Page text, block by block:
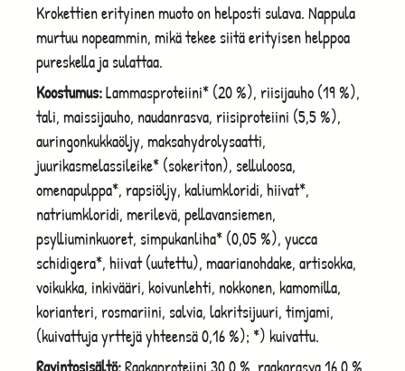
Krokettien erityinen muoto on helposti sulava. Nappula
murtuu nopeammin, mikä tekee siitä erityisen helppoa
pureskella ja sulattaa.
Koostumus:Lammasproteiini* (20 %), riisijauho (19 %),
tali, maissijauho, naudanrasva, riisiproteiini (5,5 %),
auringonkukkaöljy, maksahydrolysaatti,
juurikasmelassileike* (sokeriton), selluloosa,
omenapulppa*, rapsiöljy, kaliumkloridi, hiivat*,
natriumkloridi, merilevä, pellavansiemen,
psylliuminkuoret, simpukanliha* (0,05 %), yucca
schidigera*, hiivat (uutettu), maarianohdake, artisokka,
voikukka, inkivääri, koivunlehti, nokkonen, kamomilla,
korianteri, rosmariini, salvia, lakritsijuuri, timjami,
(kuivattuja yrttejä yhteensä 0,16 %); *) kuivattu.